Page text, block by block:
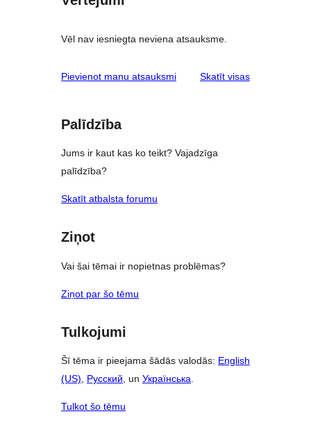
Vēl nav iesniegta neviena atsauksme.
Pievienot manu atsauksmi Skatīt visasatsauksmes
Palīdzība
Jums ir kaut kas ko teikt? Vajadzīga
palīdzība?
Skatīt atbalsta forumu
Ziņot
Vai šai tēmai ir nopietnas problēmas?
Ziņot par šo tēmu
Tulkojumi
Šī tēma ir pieejama šādās valodās: English
(US), Русский, un Українська.
Tulkot šo tēmu